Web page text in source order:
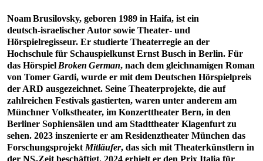
Noam Brusilovsky, geboren 1989 in Haifa, ist ein
deutsch‑israelischer Autor sowie Theater‑ und
Hörspielregisseur. Er studierte Theaterregie an der
Hochschule für Schauspielkunst Ernst Busch in Berlin. Für
das Hörspiel Broken German, nach dem gleichnamigen Roman
von Tomer Gardi, wurde er mit dem Deutschen Hörspielpreis
der ARD ausgezeichnet. Seine Theaterprojekte, die auf
zahlreichen Festivals gastierten, waren unter anderem am
Münchner Volkstheater, im Konzerttheater Bern, in den
Berliner Sophiensälen und am Stadttheater Klagenfurt zu
sehen. 2023 inszenierte er am Residenztheater München das
Forschungsprojekt Mitläufer, das sich mit Theaterkünstlern in
der NS‑Zeit beschäftigt. 2024 erhielt er den Prix Italia für